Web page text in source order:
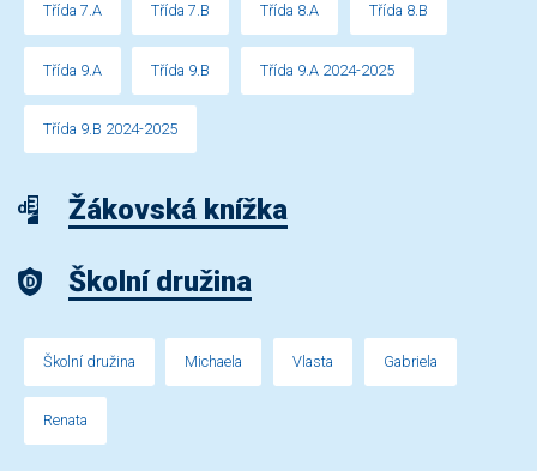
Třída 7.A Třída 7.B Třída 8.A Třída 8.B
Třída 9.A Třída 9.B Třída 9.A 2024-2025
Třída 9.B 2024-2025
Žákovská knížka
Školní družina
Školní družina Michaela Vlasta Gabriela
Renata